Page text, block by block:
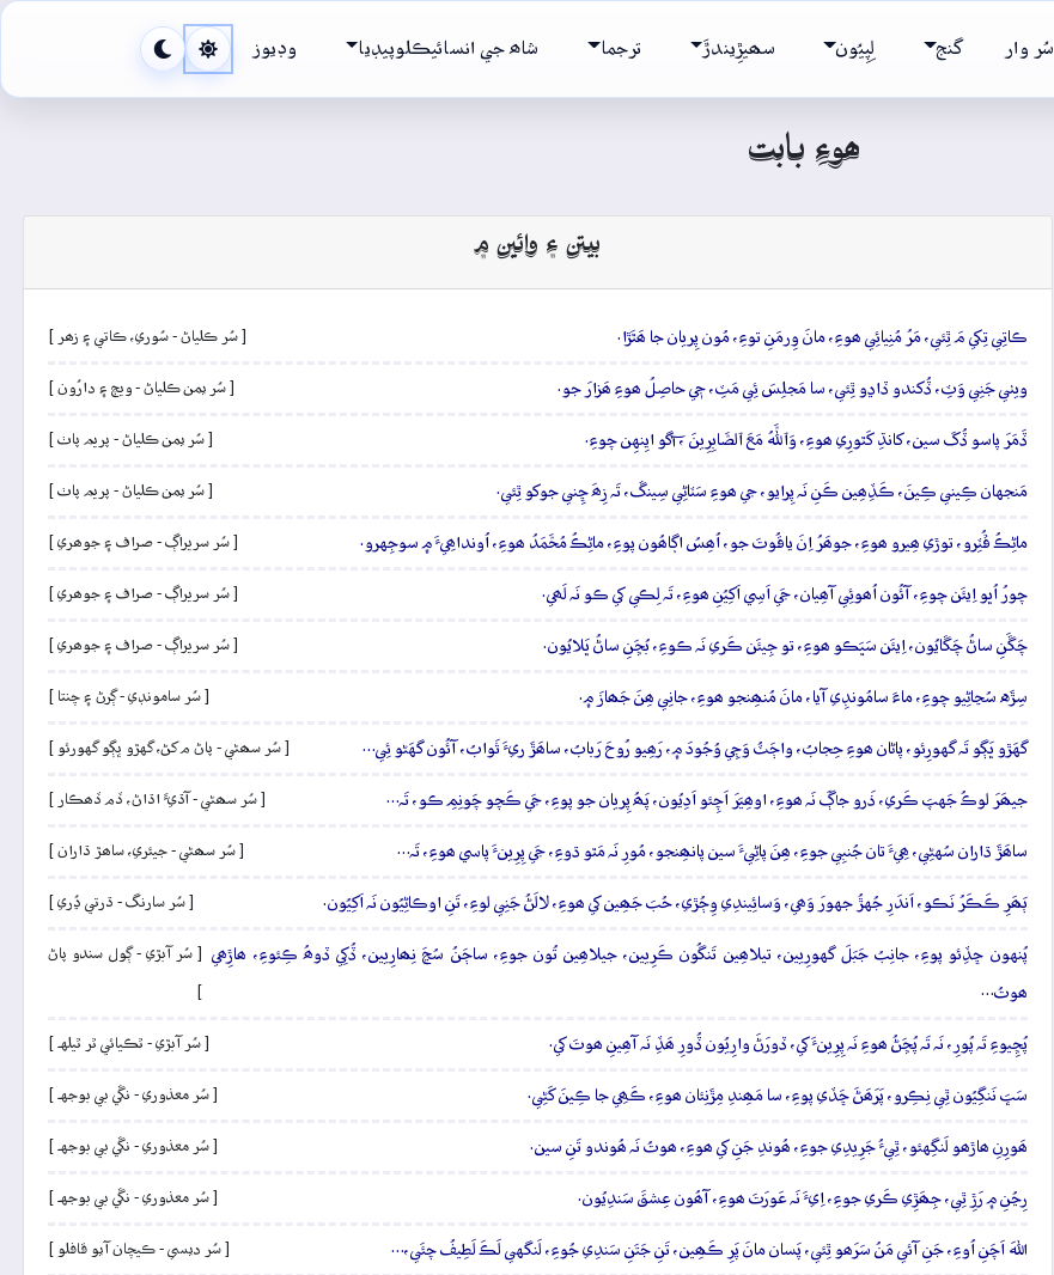
سُر وار گنج لِپِيُون سھيڙِيندڙَ ترجما شاھ جي انسائيڪلوپيڊيا وڊيوز
ھوءِ بابت
بيتن ۽ وائين ۾
ڪاتِي تِکي مَ ٿِئي، مَرُ مُنِيائِي ھوءِ، مانَ وِرمَنِ توءِ، مُون پِريان جا ھَٿَڙا. [ سُر ڪلياڻ - سُوري، ڪاتي ۽ زھر ]
ويٺي جَنِي وَٽِ، ڏُکندو ڏاڍو ٿِئي، سا مَجلِسَ ئِي مَٽِ، جٖي حاصِلُ ھوءِ ھَزارَ جو. [ سُر يمن ڪلياڻ - ويڄ ۽ دارُون ]
ڏَمَرَ پاسو ڏُکَ سين، کانڌِ کَٿورِي ھوءِ، وَٱللَّهُ مَعَ ٱلصَّابِرِينَ ، آگو ايِنهِن چوءِ. [ سُر يمن ڪلياڻ - پريم پاٺ ]
مَنجهان ڪِيني ڪِينَ، ڪَڏِھِين ڪَنِ نَہ پِرايو، جي ھوءِ سَٽاڻِي سِينڱ، تَہ زِھَ ڇِني جوکو ٿِئي. [ سُر يمن ڪلياڻ - پريم پاٺ ]
ماڻِڪُ ڦُٽِرو، توڙي ھِيرو ھوءِ، جوھَرُ اِنَ ياقُوتَ جو، اُھِسُ اڳاھُون پوءِ، ماڻِڪُ مُحَّمَدُ ھوءِ، اُونداھِيءَ ۾ سوجِهرو. [ سُر سريراڳ - صراف ۽ جوھري ]
چورُ اُڀو اِيئَن چوءِ، آئُون اُھوئِي آھِيان، جَي اَسِي اَکِيُنِ ھوءِ، تَہ لِڪي کي ڪو نَہ لَھي. [ سُر سريراڳ - صراف ۽ جوھري ]
چَڱَنِ ساڻُ چَڱايُون، اِيئَن سَڀَڪو ھوءِ، تو جِيئَن ڪَري نَہ ڪوءِ، بُڇَنِ ساڻُ ڀَلايُون. [ سُر سريراڳ - صراف ۽ جوھري ]
سِڙَه سُڃاڻِيو چوءِ، ماءَ سامُونڊِي آيا، مانَ مُنھِنجو ھوءِ، جانِي ھِنَ جَھازَ ۾. [ سُر سامونڊي - ڳرڻ ۽ چنتا ]
گهَڙو ڀَڳو تَہ گهورِئو، پاڻان ھوءِ حِجابُ، واڄَٽُ وَڄِي وُجُودَ ۾، رَھِيو رُوحَ رَبابُ، ساھَڙَ ريءَ ثَوابُ، آئُون گهَڻو ئِي… [ سُر سھڻي - پاڻ م کڻ، گهڙو ڀڳو گهورئو ]
جيھَرَ لوڪُ جَهپَ ڪَري، ذَرو جاڳَ نَہ ھوءِ، اوھِيَرَ اَچِئو اَدِيُون، پَھُ پِريان جو پوءِ، جَي ڪَچو چَونِمِ ڪو، تَہ… [ سُر سھڻي - آڌيءَ اڌاڻ، ڏم ڏھڪار ]
ساھَڙَ ڌاران سُهڻِي، ھِيءَ تان جُنبِي جوءِ، ھِنَ پاڻِيءَ سين پانھِنجو، مُورِ نَہ مَٿو ڌوءِ، جَي پِرِينءَ پاسي ھوءِ، تَہ… [ سُر سھڻي - جيئري، ساھڙ ڌاران ]
ٻَھَرِ ڪَڪَرُ نَڪو، اَندَرِ جُهڙُ جهورَ وَھي، وَسائِيندِي وِڄُڙي، حُبَ جَھِين کي ھوءِ، لالَڻُ جَنِي لوءِ، تَنِ اوڪاڻِيُون نَہ اَکِيُون. [ سُر سارنگ - ڌرتي ڍُري ]
پُنهون ڇڏِئو پوءِ، جانِبُ جَبَلَ گهورِيين، تيلاھِين تَنگُون ڪَرِيين، جيلاھِين تُون جوءِ، ساڄَنُ سُڃَ نِھارِيين، ڏُکِي ڏوھُ ڪِئوءِ، ھاڙِھي
ھوتُ…
[ سُر آبڙي - ڳول سندو پاڻ
پُڇِيوءِ تَہ پُورِ، نَہ تَہ پُڇَڻُ ھوءِ نَہ پِرِينءَ کي، ڏورَڻَ وارِيُون ڏُورِ ھَڏِ نَہ آھِينِ ھوتَ کي. [ سُر آبڙي - ٿڪيائي ٿر ٿيلهہ ]
سَڀَ نَنگِيُون ٿِي نِڪِرو، پَرَھَڻَ ڇَڏي پوءِ، سا مَھِندِ مِڙَنِئان ھوءِ، ڪَھِي جا ڪِينَ کَڻِي. [ سُر معذوري - نڱي بي بوجهہ ]
ھَورِنِ ھاڙھو لَنگِهئو، ٿِيءُ جَرِيدِي جوءِ، ھُوندِ جَنِ کي ھوءِ، ھوتُ نَہ ھُوندو تَنِ سين. [ سُر معذوري - نڱي بي بوجهہ ]
رِڃُنِ ۾ رَڙِ ٿِي، جِھَڙِي ڪَري جوءِ، اِيءَ نَہ عَورَتَ ھوءِ، آھُون عِشقَ سَندِيُون. [ سُر معذوري - نڱي بي بوجهہ ]
اللهَ اَچَنِ اُوءِ، جَنِ آئي مَنُ سَرَھو ٿِئي، پَسان مانَ پَرِ ڪَھِين، تَنِ جَتَنِ سَندِي جُوءِ، لَنگهي لَڪَ لَطِيفُ چئَي،… [ سُر ديسي - ڪيچان آيو قافلو ]